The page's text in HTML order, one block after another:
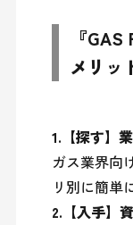
『
メリッ
1.【探す】
ガス業界向
2.【入手】